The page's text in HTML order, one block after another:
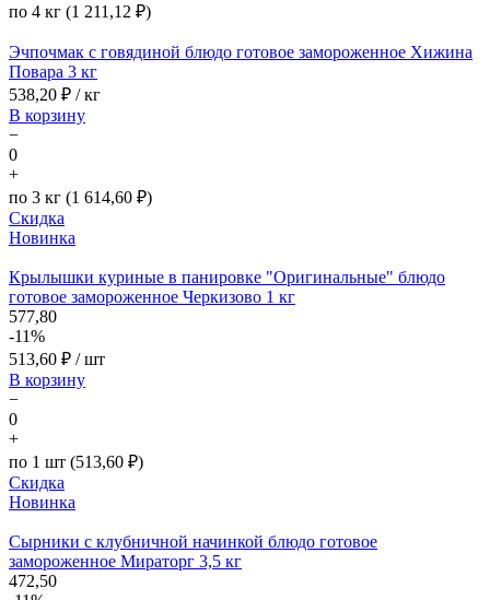
по 4 кг (1 211,12 ₽)
Эчпочмак с говядиной блюдо готовое замороженное Хижина
Повара 3 кг
538,20 ₽ / кг
В корзину
−
0
+
по 3 кг (1 614,60 ₽)
Скидка
Новинка
Крылышки куриные в панировке "Оригинальные" блюдо
готовое замороженное Черкизово 1 кг
577,80
-11%
513,60 ₽ / шт
В корзину
−
0
+
по 1 шт (513,60 ₽)
Скидка
Новинка
Сырники с клубничной начинкой блюдо готовое
замороженное Мираторг 3,5 кг
472,50